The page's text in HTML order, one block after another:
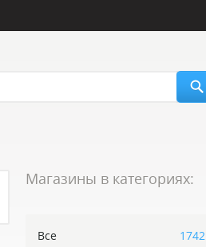
Магазины в категориях:
Все
1742